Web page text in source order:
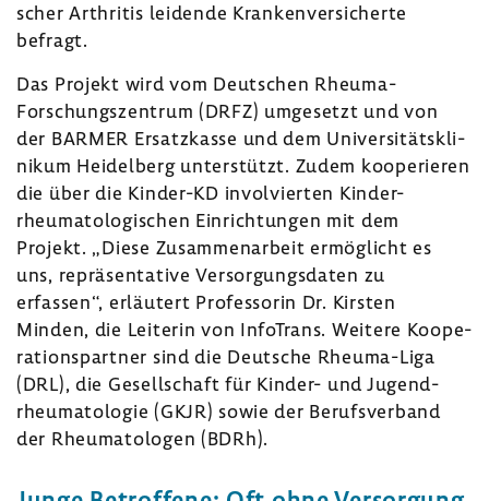
scher Arthritis leidende Kran­ken­ver­si­cherte
befragt.
Das Projekt wird vom Deut­schen Rheuma-​
Forschungszentrum (DRFZ) umge­setzt und von
der BARMER Ersatz­kasse und dem Univer­si­täts­kli­
nikum Heidel­berg unter­stützt. Zudem koope­rieren
die über die Kinder-​KD invol­vierten Kinder-​
rheumatologischen Einrich­tungen mit dem
Projekt. „Diese Zusam­men­ar­beit ermög­licht es
uns, reprä­sen­ta­tive Versor­gungs­daten zu
erfassen“, erläu­tert Profes­sorin Dr. Kirsten
Minden, die Leiterin von Info­Trans. Weitere Koope­
ra­ti­ons­partner sind die Deut­sche Rheuma-​Liga
(DRL), die Gesell­schaft für Kinder- und Jugend­
rheu­ma­to­logie (GKJR) sowie der Berufs­ver­band
der Rheu­ma­to­logen (BDRh).